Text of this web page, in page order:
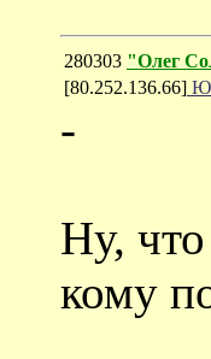
280303 "Олег
[80.252.136.66]
-
Ну,
кому